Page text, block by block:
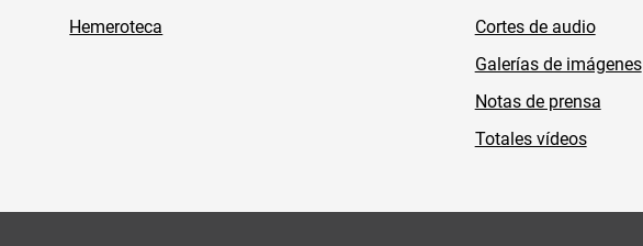
Hemeroteca
Cortes de audio
Galerías de imágenes
Notas de prensa
Totales vídeos